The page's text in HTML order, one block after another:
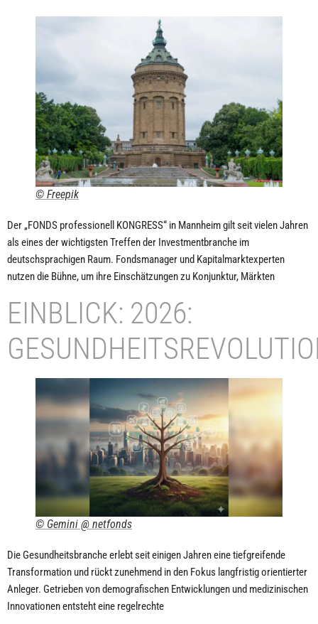
© Freepik
Der „FONDS professionell KONGRESS“ in Mannheim gilt seit vielen Jahren
als eines der wichtigsten Treffen der Investmentbranche im
deutschsprachigen Raum. Fondsmanager und Kapitalmarktexperten
nutzen die Bühne, um ihre Einschätzungen zu Konjunktur, Märkten
EINBLICK: 2026:
© Gemini @ netfonds
Die Gesundheitsbranche erlebt seit einigen Jahren eine tiefgreifende
Transformation und rückt zunehmend in den Fokus langfristig orientierter
Anleger. Getrieben von demografischen Entwicklungen und medizinischen
Innovationen entsteht eine regelrechte